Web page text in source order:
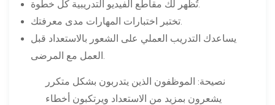
تُظهر لك مقاطع الفيديو التدريبية كل خطوة.
يساعدك التدريب العملي على الشعور بالاستعداد قبل
نصيحة: الموظفون الذين يتدربون بشكل متكرر
يشعرون بمزيد من الاستعداد ويرتكبون أخطاء